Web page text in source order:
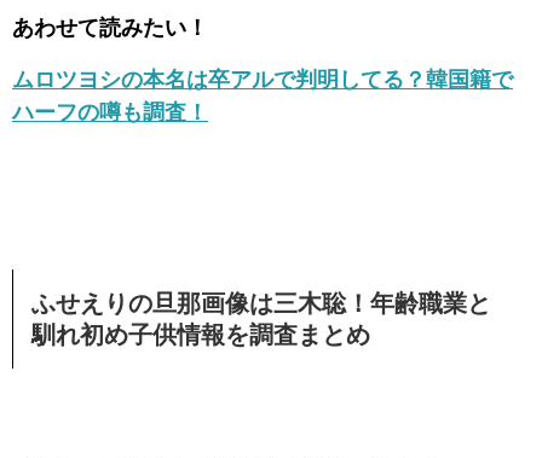
あわせて読みたい！
ムロツヨシの本名は卒アルで判明してる？韓国籍で
ハーフの噂も調査！
ふせえりの旦那画像は三木聡！年齢職業と
馴れ初め子供情報を調査まとめ